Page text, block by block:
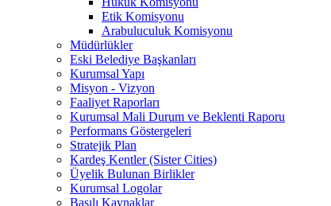
Etik Komisyonu
Arabuluculuk Komisyonu
Müdürlükler
Eski Belediye Başkanları
Kurumsal Yapı
Misyon - Vizyon
Faaliyet Raporları
Kurumsal Mali Durum ve Beklenti Raporu
Performans Göstergeleri
Stratejik Plan
Kardeş Kentler (Sister Cities)
Üyelik Bulunan Birlikler
Kurumsal Logolar
Basılı Kaynaklar